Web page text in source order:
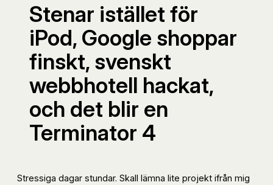
Stenar istället för
iPod, Google shoppar
finskt, svenskt
webbhotell hackat,
och det blir en
Terminator 4
Stressiga dagar stundar. Skall lämna lite projekt ifrån mig